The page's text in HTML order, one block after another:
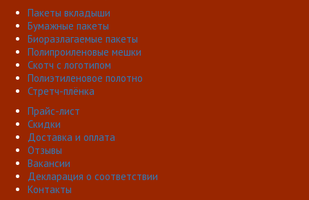
Пакеты вкладыши
Бумажные пакеты
Биоразлагаемые пакеты
Полипроиленовые мешки
Скотч с логотипом
Полиэтиленовое полотно
Стретч-плёнка
Прайс-лист
Скидки
Доставка и оплата
Отзывы
Вакансии
Декларация о соответствии
Контакты